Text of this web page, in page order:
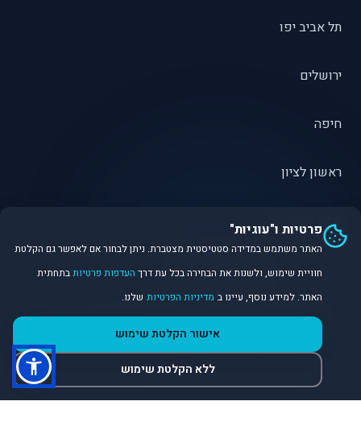
תל אביב יפו
ירושלים
חיפה
ראשון לציון
פתח תקווה
©
פלטפורמת נתונים ובינה מלאכותית לניתוח שוק הנדל״ן.
פרטיות ו"עוגיות"
האתר משתמש במדידה סטטיסטית מצטברת. ניתן לבחור אם לאפשר גם הקלטת
חוויית שימוש, ולשנות את הבחירה בכל עת דרך העדפות פרטיותבתחתית
האתר. למידע נוסף, עיינו ב מדיניות הפרטיות שלנו.
אישור הקלטת שימוש
ללא הקלטת שימוש